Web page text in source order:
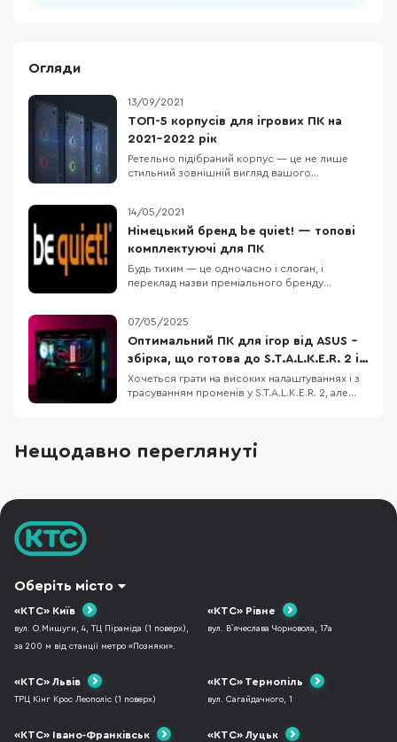
Огляди
13/09/2021
ТОП-5 корпусів для ігрових ПК на
2021-2022 рік
Ретельно підібраний корпус — це не лише
стильний зовнішній вигляд вашого
наскрізний продув і легке подальше
очищення від пилу. Також потрібно врахувати
сумісність з різними компонентами ПК:
формат материнської плати, в
14/05/2021
Німецький бренд be quiet! — топові
комплектуючі для ПК
Будь тихим — це одночасно і слоган, і
переклад назви преміального бренду
належить бюджетний бренд Xilence). У країнах
Західної та Центральної Європи саме be quiet!
вже багато років є лідером з продажів блоків
живленн
07/05/2025
Оптимальний ПК для ігор від ASUS –
збірка, що готова до S.T.A.L.K.E.R. 2 і
не тільки
Хочеться грати на високих налаштуваннях і з
трасуванням променів у S.T.A.L.K.E.R. 2, але
комфортом, але й стрімити ігри на популярні
платформи. Корпус ASUS A23 Plus, блок
Нещодавно переглянуті
Оберіть місто
«КТС» Київ
вул. О.Мишуги, 4, ТЦ Піраміда (1 поверх),
за 200 м від станції метро «Позняки».
«КТС» Рівне
вул. В`ячеслава Чорновола, 17а
«КТС» Львів
ТРЦ Кінг Крос Леополіс (1 поверх)
«КТС» Тернопіль
вул. Сагайдачного, 1
«КТС» Івано-Франківськ «КТС» Луцьк